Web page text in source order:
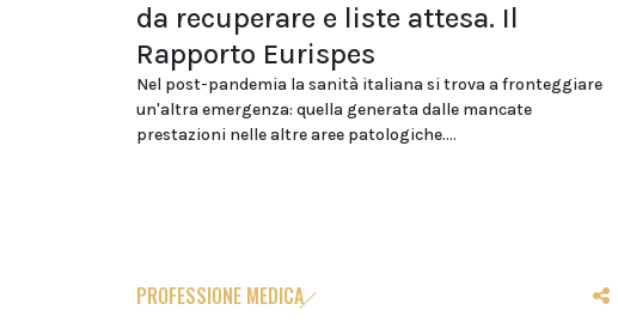
da recuperare e liste attesa. Il
Rapporto Eurispes
Nel post-pandemia la sanità italiana si trova a fronteggiare
un'altra emergenza: quella generata dalle mancate
prestazioni nelle altre aree patologiche....
PROFESSIONE MEDICA